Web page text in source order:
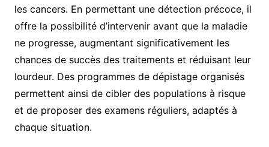
les cancers. En permettant une détection précoce, il
offre la possibilité d’intervenir avant que la maladie
ne progresse, augmentant significativement les
chances de succès des traitements et réduisant leur
lourdeur. Des programmes de dépistage organisés
permettent ainsi de cibler des populations à risque
et de proposer des examens réguliers, adaptés à
chaque situation.